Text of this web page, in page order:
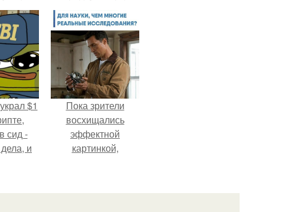
$1
сид -
и
Пока зрители
восхищались
эффектной
картинкой,
построили одну из